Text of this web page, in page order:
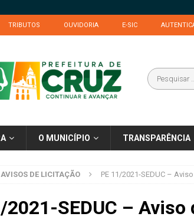
TRIBUTOS OUVIDORIA E-SIC
O MUNICÍPIO TRANSPARÊNCIA
AVISOS DE LICITAÇÃO PE 11/2021-SEDUC –
2021-SEDUC –